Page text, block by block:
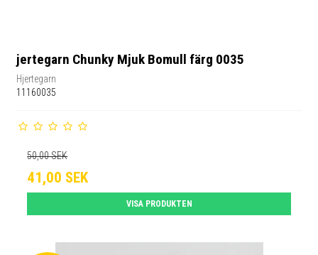
jertegarn Chunky Mjuk Bomull färg 0035
Hjertegarn
11160035
50,00 SEK
41,00 SEK
VISA PRODUKTEN